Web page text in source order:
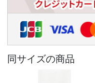
同サイズの商品